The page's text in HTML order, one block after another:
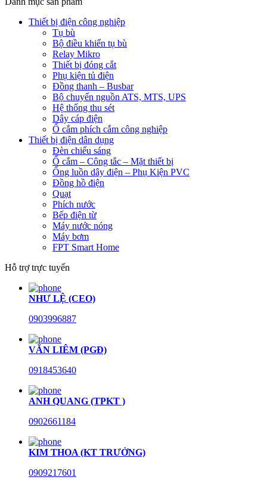
Thiết bị điện công nghiệp
Tụ bù
Bộ điều khiển tụ bù
Relay Mikro
Thiết bị đóng cắt
Phụ kiện tủ điện
Đồng thanh – Busbar
Bộ chuyển nguồn ATS, MTS, UPS
Hệ thống thu sét
Dây cáp điện
Ổ cắm phích cắm công nghiệp
Thiết bị điện dân dụng
Đèn chiếu sáng
Ổ cắm – Công tắc – Mặt thiết bị
Ống luồn dây điện – Phụ Kiện PVC
Đồng hồ điện
Quạt
Phích nước
Bếp điện từ
Máy nước nóng
Máy bơm
FPT Smart Home
Hỗ trợ trực tuyến
NHƯ LỆ (CEO)
0903996887
VĂN LIÊM (PGĐ)
0918453640
ANH QUANG (TPKT )
0902661184
KIM THOA (KT TRƯỞNG)
0909217601